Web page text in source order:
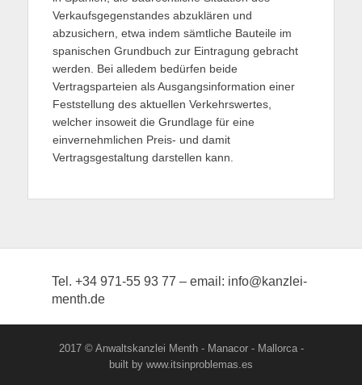
Verkaufsgegenstandes abzuklären und
abzusichern, etwa indem sämtliche Bauteile im
spanischen Grundbuch zur Eintragung gebracht
werden. Bei alledem bedürfen beide
Vertragsparteien als Ausgangsinformation einer
Feststellung des aktuellen Verkehrswertes,
welcher insoweit die Grundlage für eine
einvernehmlichen Preis- und damit
Vertragsgestaltung darstellen kann.
Tel. +34 971-55 93 77 – email: info@kanzlei-
menth.de
2017 © Anwaltskanzlei Menth - Manacor - Mallorca -
built by www.itsinproblemas.es